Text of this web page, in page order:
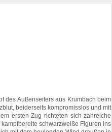
des Außenseiters aus Krumbach beim
beiderseits kompromisslos und mit
ersten Zug richteten sich zahreiche
schwarzweiße Figuren ins